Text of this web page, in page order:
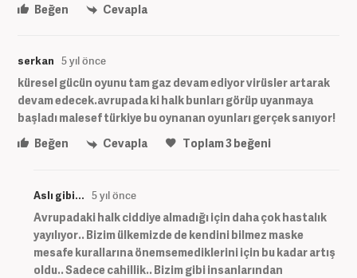
Beğen
Cevapla
serkan 5 yıl önce
küresel gücün oyunu tam gaz devam ediyor virüsler artarak
devam edecek.avrupada ki halk bunları görüp uyanmaya
başladı malesef türkiye bu oynanan oyunları gerçek sanıyor!
Beğen
Cevapla Toplam3beğeni
Aslı gibi... 5 yıl önce
Avrupadaki halk ciddiye almadığı için daha çok hastalık
yayılıyor.. Bizim ülkemizde de kendini bilmez maske
mesafe kurallarına önemsemediklerini için bu kadar artış
oldu.. Sadece cahillik.. Bizim gibi insanlarından